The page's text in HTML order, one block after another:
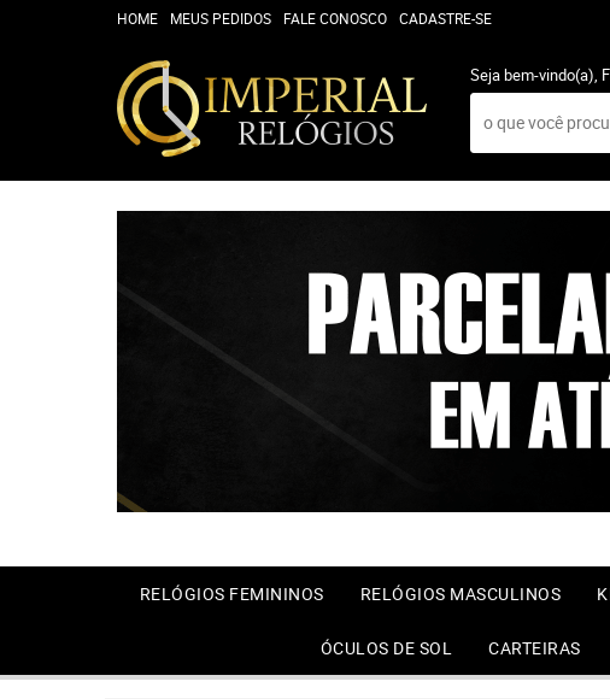
HOME MEUS PEDIDOS FALE CONOSCO CADASTRE-SE
Seja bem-vindo(a),
RELÓGIOS FEMININOS RELÓGIOS MASCULINOS
ÓCULOS DE SOL CARTEIRAS